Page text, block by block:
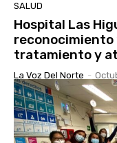
SALUD
Hospital Las
reconocimiento
tratamiento y
La Voz Del Norte -